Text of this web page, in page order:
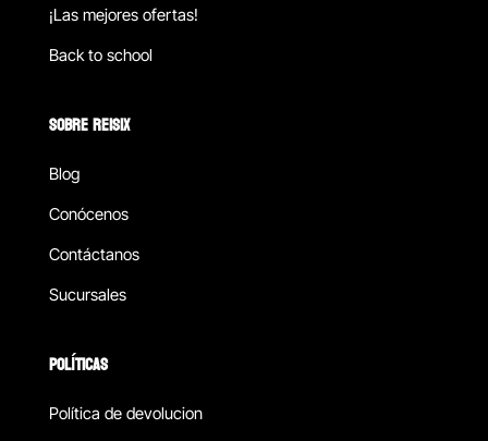
¡Las mejores ofertas!
Back to school
SOBRE REISIX
Blog
Conócenos
Contáctanos
Sucursales
POLÍTICAS
Política de devolucion